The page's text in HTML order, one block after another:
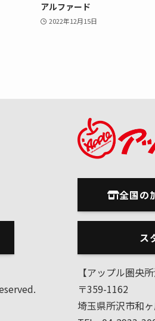
アルファード
2022年12月15日
全国の
ス
【アップル圏央所
〒359-1162
埼玉県所沢市和